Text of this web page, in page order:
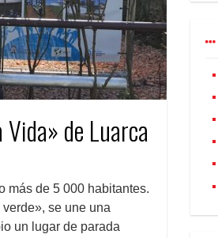
Vida» de Luarca
más de 5 000 habitantes.
se une una
un lugar de parada